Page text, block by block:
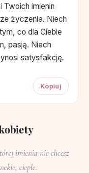
Twoich imienin
życzenia. Niech
co dla Ciebie
pasją. Niech
satysfakcję.
Kopiuj
imienia nie chcesz
ciepłe.